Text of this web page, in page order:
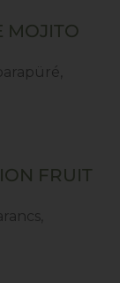
MOJITO
FRUIT